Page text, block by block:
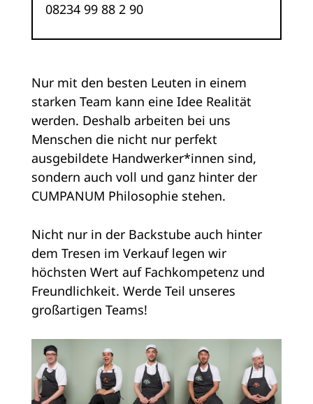
Nur mit den besten Leuten in einem
starken Team kann eine Idee Realität
werden. Deshalb arbeiten bei uns
Menschen die nicht nur perfekt
ausgebildete Handwerker*innen sind,
sondern auch voll und ganz hinter der
CUMPANUM Philosophie stehen.
Nicht nur in der Backstube auch hinter
dem Tresen im Verkauf legen wir
höchsten Wert auf Fachkompetenz und
Freundlichkeit. Werde Teil unseres
großartigen Teams!
08234 99 88 2 90